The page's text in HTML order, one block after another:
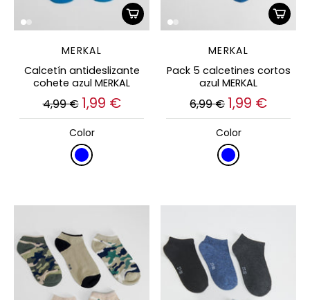
MERKAL
Calcetín antideslizante
cohete azul MERKAL
4,99 € 1,99 €
Color
MERKAL
Pack 5 calcetines cortos
azul MERKAL
6,99 € 1,99 €
Color